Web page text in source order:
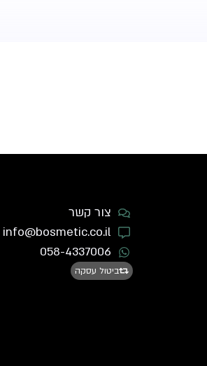
צור קשר
info@bosmetic.co.il
058-4337006
ביטול עסקה